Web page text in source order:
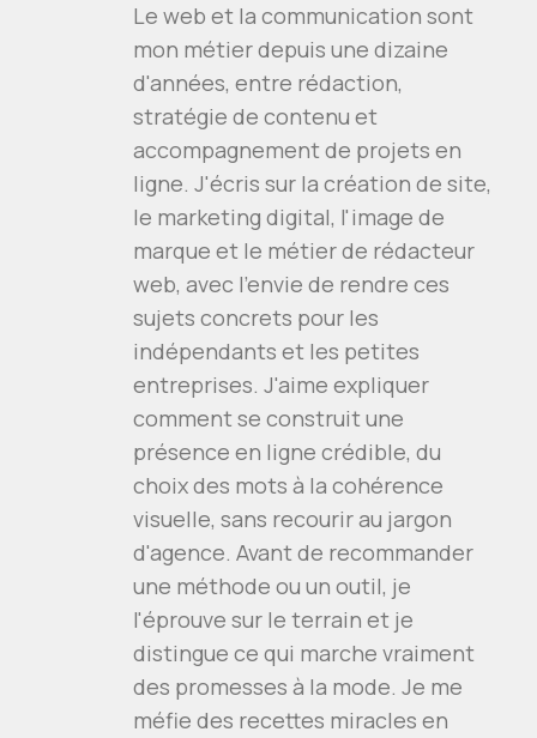
Le web et la communication sont
mon métier depuis une dizaine
d'années, entre rédaction,
stratégie de contenu et
accompagnement de projets en
ligne. J'écris sur la création de site,
le marketing digital, l'image de
marque et le métier de rédacteur
web, avec l'envie de rendre ces
sujets concrets pour les
indépendants et les petites
entreprises. J'aime expliquer
comment se construit une
présence en ligne crédible, du
choix des mots à la cohérence
visuelle, sans recourir au jargon
d'agence. Avant de recommander
une méthode ou un outil, je
l'éprouve sur le terrain et je
distingue ce qui marche vraiment
des promesses à la mode. Je me
méfie des recettes miracles en